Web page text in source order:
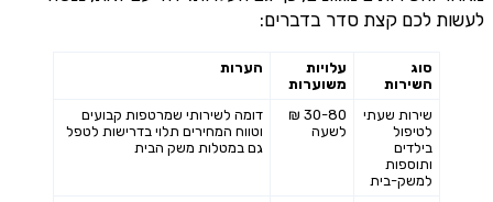
לעשות לכם קצת סדר בדברים:
סוג
השירות
עלויות
משוערות
הערות
שירות שעתי
לטיפול
בילדים
ותוספות
למשק-בית
30-80 ₪
לשעה
דומה לשירותי שמרטפות קבועים
וטווח המחירים תלוי בדרישות לטפל
גם במטלות משק הבית